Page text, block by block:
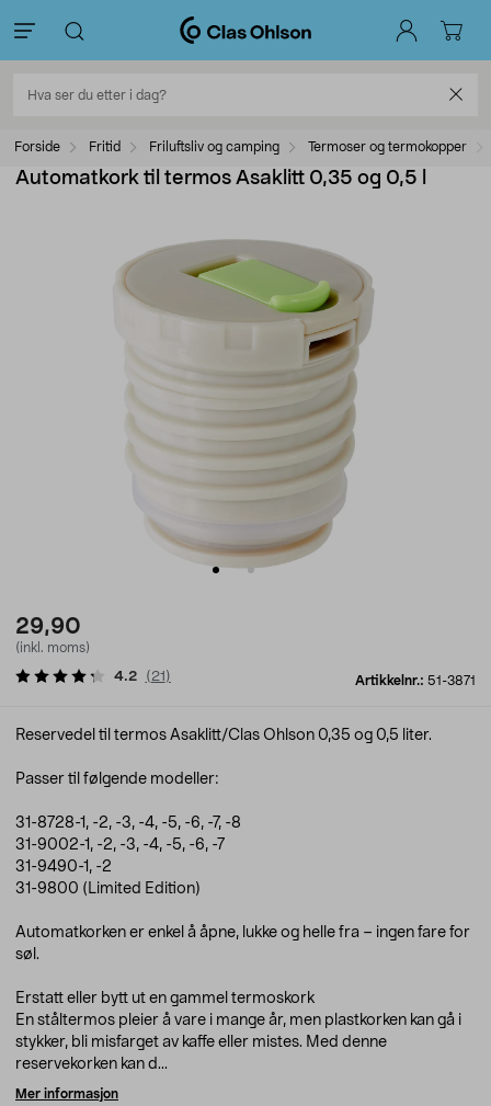
Forside Fritid Friluftsliv og camping Termoser og termokopper
Automatkork til termos Asaklitt 0,35 og 0,5 l
29,90
(inkl. moms)
Artikkelnr.: 51-3871
4.2 ( 21 )
Reservedel til termos Asaklitt/Clas Ohlson 0,35 og 0,5 liter.
Passer til følgende modeller:
31-8728-1, -2, -3, -4, -5, -6, -7, -8
31-9002-1, -2, -3, -4, -5, -6, -7
31-9490-1, -2
31-9800 (Limited Edition)
Automatkorken er enkel å åpne, lukke og helle fra – ingen fare for
søl.
Erstatt eller bytt ut en gammel termoskork
En ståltermos pleier å vare i mange år, men plastkorken kan gå i
stykker, bli misfarget av kaffe eller mistes. Med denne
reservekorken kan d...
Mer informasjon